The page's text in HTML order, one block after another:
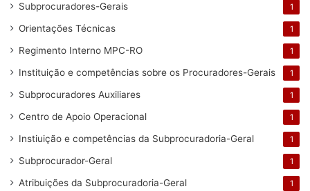
Subprocuradores-Gerais 1
Orientações Técnicas 1
Regimento Interno MPC-RO 1
Instituição e competências sobre os Procuradores-Gerais 1
Subprocuradores Auxiliares 1
Centro de Apoio Operacional 1
Instiuição e competências da Subprocuradoria-Geral 1
Subprocurador-Geral 1
Atribuições da Subprocuradoria-Geral 1